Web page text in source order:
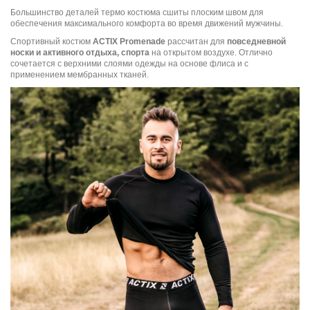
Большинство деталей термо костюма сшиты плоским швом для
обеспечения максимального комфорта во время движений мужчины.
Спортивный костюм ACTIX Promenade рассчитан для повседневной
носки и активного отдыха, спорта на открытом воздухе. Отлично
сочетается с верхними слоями одежды на основе флиса и с
применением мембранных тканей.